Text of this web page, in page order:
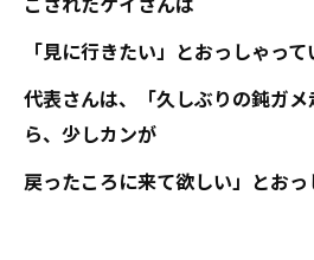
「見に行きたい」とおっしゃっ
代表さんは、「久しぶりの鈍ガ
ら、少しカンが
戻ったころに来て欲しい」とおっ